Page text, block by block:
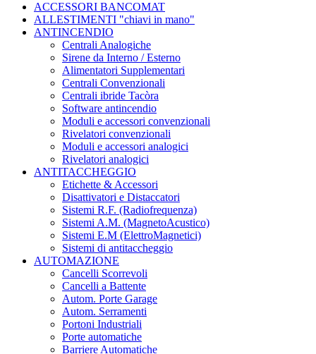
ACCESSORI BANCOMAT
ALLESTIMENTI "chiavi in mano"
ANTINCENDIO
Centrali Analogiche
Sirene da Interno / Esterno
Alimentatori Supplementari
Centrali Convenzionali
Centrali ibride Tacòra
Software antincendio
Moduli e accessori convenzionali
Rivelatori convenzionali
Moduli e accessori analogici
Rivelatori analogici
ANTITACCHEGGIO
Etichette & Accessori
Disattivatori e Distaccatori
Sistemi R.F. (Radiofrequenza)
Sistemi A.M. (MagnetoAcustico)
Sistemi E.M (ElettroMagnetici)
Sistemi di antitaccheggio
AUTOMAZIONE
Cancelli Scorrevoli
Cancelli a Battente
Autom. Porte Garage
Autom. Serramenti
Portoni Industriali
Porte automatiche
Barriere Automatiche